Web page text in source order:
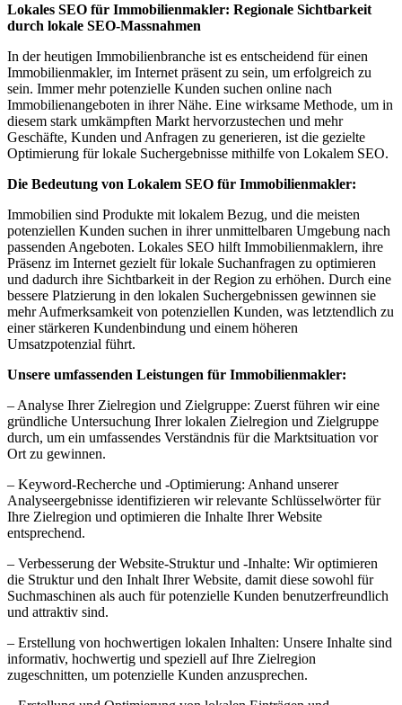
Lokales SEO für Immobilienmakler: Regionale Sichtbarkeit
durch lokale SEO-Massnahmen
In der heutigen Immobilienbranche ist es entscheidend für einen
Immobilienmakler, im Internet präsent zu sein, um erfolgreich zu
sein. Immer mehr potenzielle Kunden suchen online nach
Immobilienangeboten in ihrer Nähe. Eine wirksame Methode, um in
diesem stark umkämpften Markt hervorzustechen und mehr
Geschäfte, Kunden und Anfragen zu generieren, ist die gezielte
Optimierung für lokale Suchergebnisse mithilfe von Lokalem SEO.
Die Bedeutung von Lokalem SEO für Immobilienmakler:
Immobilien sind Produkte mit lokalem Bezug, und die meisten
potenziellen Kunden suchen in ihrer unmittelbaren Umgebung nach
passenden Angeboten. Lokales SEO hilft Immobilienmaklern, ihre
Präsenz im Internet gezielt für lokale Suchanfragen zu optimieren
und dadurch ihre Sichtbarkeit in der Region zu erhöhen. Durch eine
bessere Platzierung in den lokalen Suchergebnissen gewinnen sie
mehr Aufmerksamkeit von potenziellen Kunden, was letztendlich zu
einer stärkeren Kundenbindung und einem höheren
Umsatzpotenzial führt.
Unsere umfassenden Leistungen für Immobilienmakler:
– Analyse Ihrer Zielregion und Zielgruppe: Zuerst führen wir eine
gründliche Untersuchung Ihrer lokalen Zielregion und Zielgruppe
durch, um ein umfassendes Verständnis für die Marktsituation vor
Ort zu gewinnen.
– Keyword-Recherche und -Optimierung: Anhand unserer
Analyseergebnisse identifizieren wir relevante Schlüsselwörter für
Ihre Zielregion und optimieren die Inhalte Ihrer Website
entsprechend.
– Verbesserung der Website-Struktur und -Inhalte: Wir optimieren
die Struktur und den Inhalt Ihrer Website, damit diese sowohl für
Suchmaschinen als auch für potenzielle Kunden benutzerfreundlich
und attraktiv sind.
– Erstellung von hochwertigen lokalen Inhalten: Unsere Inhalte sind
informativ, hochwertig und speziell auf Ihre Zielregion
zugeschnitten, um potenzielle Kunden anzusprechen.